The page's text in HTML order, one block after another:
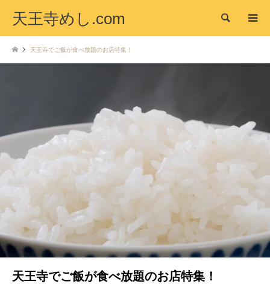
天王寺めし.com 検索
天王寺でご飯が食べ放題のお店特集！
天王寺でご飯が食べ放題のお店特集！